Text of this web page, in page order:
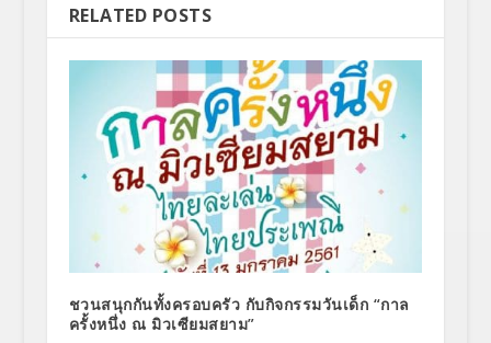
RELATED POSTS
ชวนสนุกกันทั้งครอบครัว กับกิจกรรมวันเด็ก “กาล
ครั้งหนึ่ง ณ มิวเซียมสยาม”